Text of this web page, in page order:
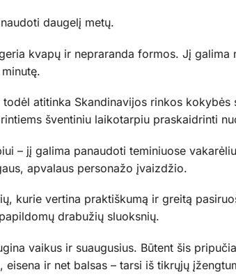
daugelį metų.
kvapų ir nepraranda formos. Jį galima
atitinka Skandinavijos rinkos kokybės
šventiniu laikotarpiu praskaidrinti
– jį galima panaudoti teminiuose
apvalaus personažo įvaizdžio.
kurie vertina praktiškumą ir greitą
drabužių sluoksnių.
vaikus ir suaugusius. Būtent šis
ir net balsas – tarsi iš tikrųjų